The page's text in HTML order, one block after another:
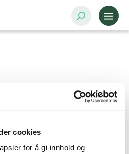
cookies
for å gi innhold og